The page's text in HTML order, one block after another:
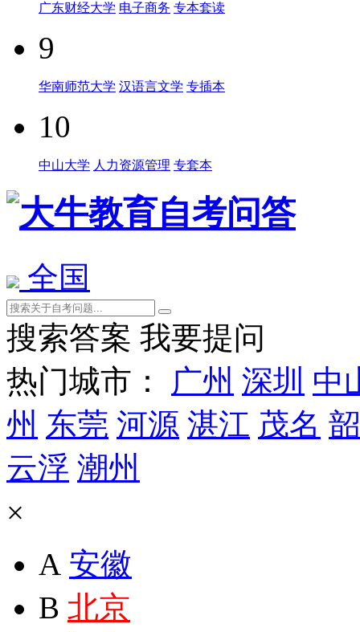
广东财经大学 电子商务 专本套读
9
华南师范大学 汉语言文学 专插本
10
中山大学 人力资源管理 专套本
全国
搜索答案 我要提问
热门城市：
广州 深圳 中
州 东莞 河源 湛江 茂名
云浮 潮州
×
A 安徽
B 北京